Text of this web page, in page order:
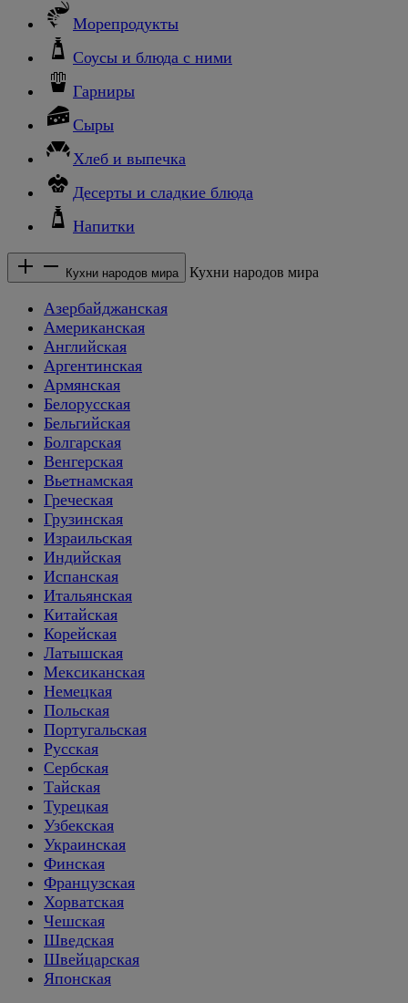
Морепродукты
Соусы и блюда с ними
Гарниры
Сыры
Хлеб и выпечка
Десерты и сладкие блюда
Напитки
Кухни народов мира Кухни народов мира
Азербайджанская
Американская
Английская
Аргентинская
Армянская
Белорусская
Бельгийская
Болгарская
Венгерская
Вьетнамская
Греческая
Грузинская
Израильская
Индийская
Испанская
Итальянская
Китайская
Корейская
Латышская
Мексиканская
Немецкая
Польская
Португальская
Русская
Сербская
Тайская
Турецкая
Узбекская
Украинская
Финская
Французская
Хорватская
Чешская
Шведская
Швейцарская
Японская